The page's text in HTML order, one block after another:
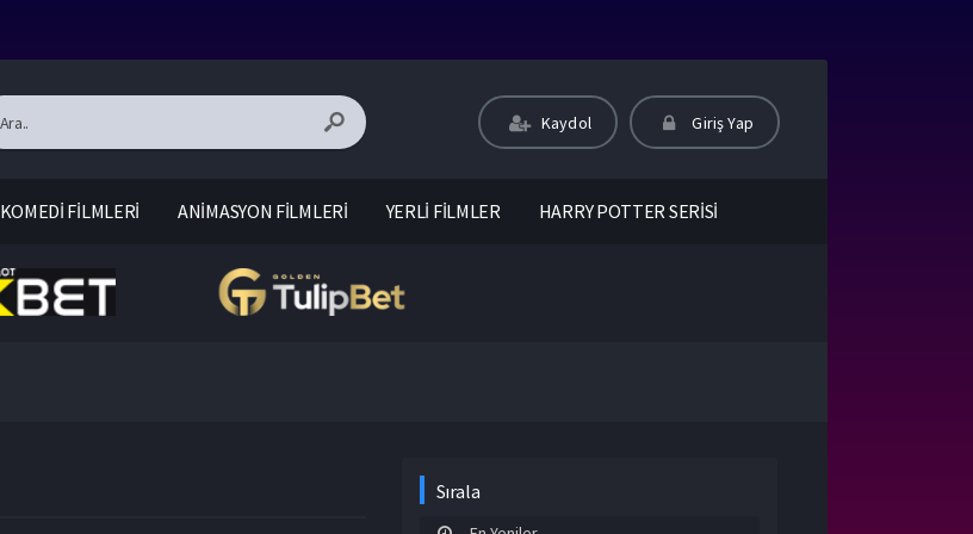
Kaydol Giriş Yap
KOMEDİ FİLMLERİ ANİMASYON FİLMLERİ YERLİ FİLMLER HARRY POTTER SERİSİ
Sırala